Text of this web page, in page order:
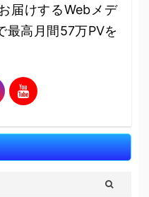
届けするWebメデ
最高月間57万PVを